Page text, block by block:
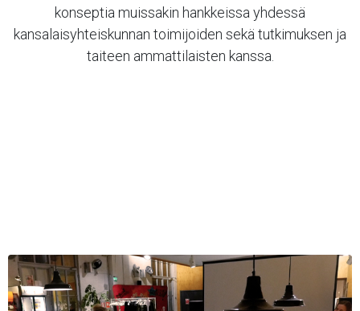
konseptia muissakin hankkeissa yhdessä
kansalaisyhteiskunnan toimijoiden sekä tutkimuksen ja
taiteen ammattilaisten kanssa.